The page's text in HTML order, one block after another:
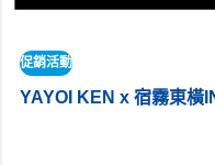
促銷活動
YAYOI KEN x 宿霧東橫